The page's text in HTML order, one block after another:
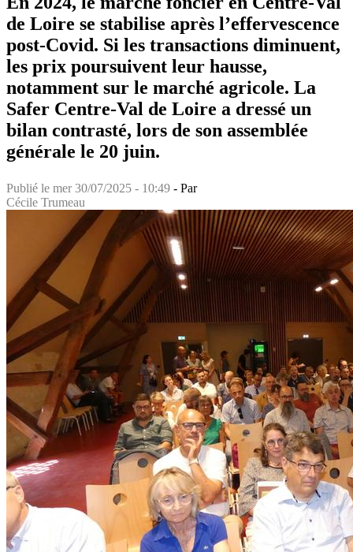
de Loire se stabilise après l’effervescence
post-Covid. Si les transactions diminuent,
les prix poursuivent leur hausse,
notamment sur le marché agricole. La
Safer Centre-Val de Loire a dressé un
bilan contrasté, lors de son assemblée
générale le 20 juin.
Publié le mer 30/07/2025 - 10:49 - Par
Cécile Trumeau